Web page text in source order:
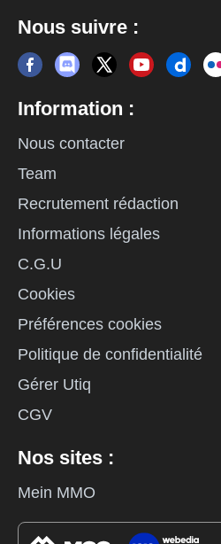
Nous suivre :
Information :
Nous contacter
Team
Recrutement rédaction
Informations légales
C.G.U
Cookies
Préférences cookies
Politique de confidentialité
Gérer Utiq
CGV
Nos sites :
Mein MMO